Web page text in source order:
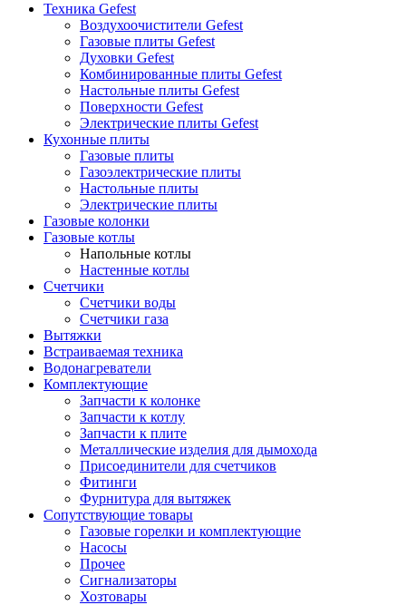
Техника Gefest
Воздухоочистители Gefest
Газовые плиты Gefest
Духовки Gefest
Комбинированные плиты Gefest
Настольные плиты Gefest
Поверхности Gefest
Электрические плиты Gefest
Кухонные плиты
Газовые плиты
Газоэлектрические плиты
Настольные плиты
Электрические плиты
Газовые колонки
Газовые котлы
Напольные котлы
Настенные котлы
Счетчики
Счетчики воды
Счетчики газа
Вытяжки
Встраиваемая техника
Водонагреватели
Комплектующие
Запчасти к колонке
Запчасти к котлу
Запчасти к плите
Металлические изделия для дымохода
Присоединители для счетчиков
Фитинги
Фурнитура для вытяжек
Сопутствующие товары
Газовые горелки и комплектующие
Насосы
Прочее
Сигнализаторы
Хозтовары